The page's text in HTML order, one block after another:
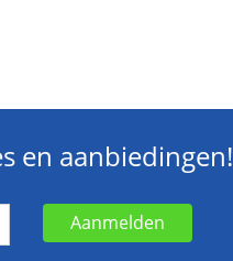
en aanbiedingen!
Aanmelden